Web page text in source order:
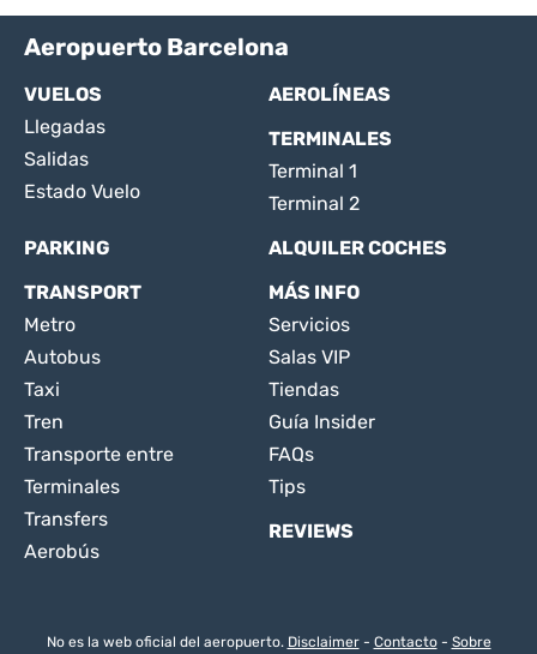
Aeropuerto Barcelona
VUELOS
Llegadas
Salidas
Estado Vuelo
AEROLÍNEAS
TERMINALES
Terminal 1
Terminal 2
PARKING
ALQUILER COCHES
TRANSPORT
Metro
Autobus
Taxi
Tren
Transporte entre
Terminales
Transfers
Aerobús
MÁS INFO
Servicios
Salas VIP
Tiendas
Guía Insider
FAQs
Tips
REVIEWS
No es la web oficial del aeropuerto. Disclaimer- Contacto- Sobre